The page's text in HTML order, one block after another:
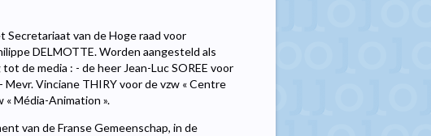
van de Hoge raad voor
DELMOTTE. Worden aangesteld als
de media : - de heer Jean-Luc SOREE voor
Vinciane THIRY voor de vzw « Centre
« Média-Animation ».
van de Franse Gemeenschap, in de